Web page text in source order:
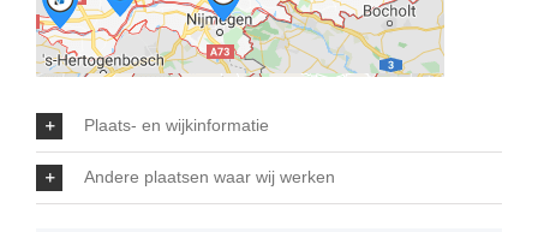
Plaats- en wijkinformatie
Andere plaatsen waar wij werken